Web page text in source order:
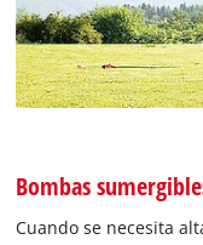
Bombas
Cuando se necesita